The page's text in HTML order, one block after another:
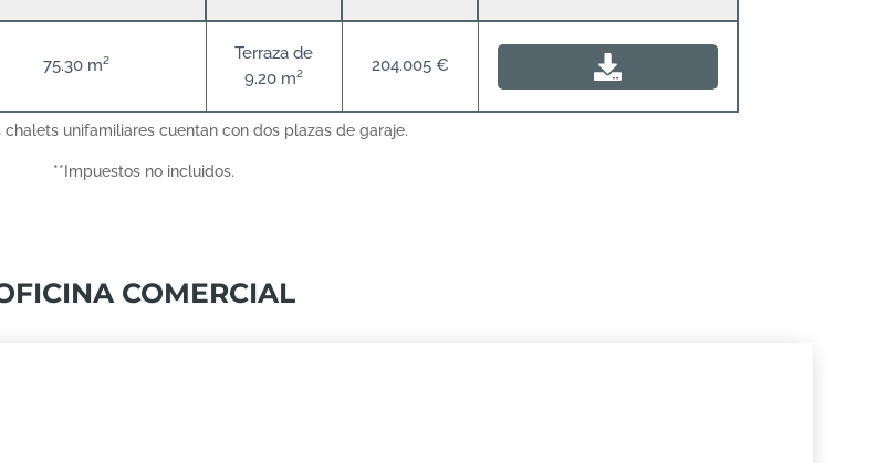
75.30 m²
Terraza de
9.20 m²
204.005 €
chalets unifamiliares cuentan con dos plazas de garaje.
**Impuestos no incluidos.
COMERCIAL